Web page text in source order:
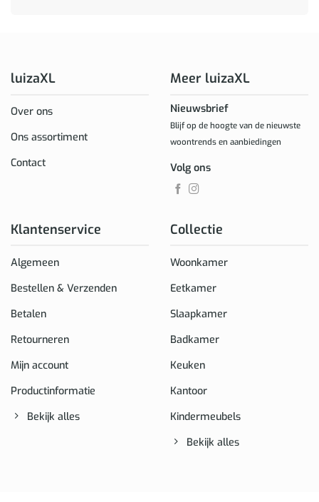
luizaXL
Over ons
Ons assortiment
Contact
Klantenservice
Algemeen
Bestellen & Verzenden
Betalen
Retourneren
Mijn account
Productinformatie
Bekijk alles
Collectie
Woonkamer
Eetkamer
Slaapkamer
Badkamer
Keuken
Kantoor
Kindermeubels
Bekijk alles
Meer luizaXL
Nieuwsbrief
Blijf op de hoogte van de nieuwste
woontrends en aanbiedingen
Volg ons